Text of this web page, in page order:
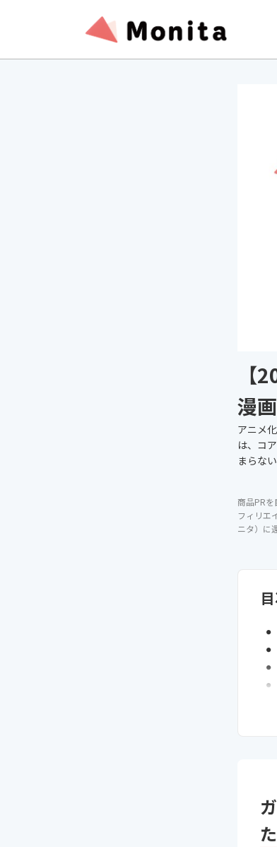
【
漫
アニメ
は、コ
まらな
商品PR
フィリエ
ニタ）に